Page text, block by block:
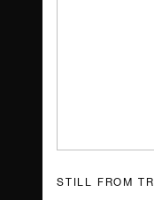
STILL FROM